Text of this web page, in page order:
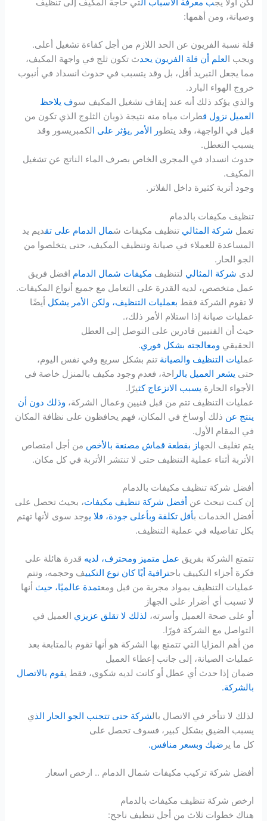
لكن أولًا يجب معرفة الأسباب التي حاجة المكيف إلى تنظيف
وصيانة، ومن أهمها:
قلة نسبة الفريون عن الحد اللازم من أجل كفاءة تشغيل أعلى.
ويجب العلم أن قلة الفريون يحدث تكون ثلج في واجهة المكيف،
مما يجعل التبريد أقل، بل وقد يتسبب في حدوث انسداد في أنبوب
خروج الهواء البارد.
والذي يؤكد ذلك أنه عند إيقاف تشغيل المكيف سوف يلاحظ
العميل نزول قطرات مياه منه نتيجة ذوبان الثلوج الذي تكون من
قبل في الواجهة، وقد يتطور الأمر ,يؤثر على الكمبريسور وقد
يسبب التعطل.
حدوث انسداد في المجرى الخاص بصرف الماء الناتج عن تشغيل
المكيف.
وجود أتربة كثيرة داخل الفلاتر.
تنظيف مكيفات بالدمام
تعمل شركة المثالي تنظيف مكيفات شمال الدمام على تقديم يد
المساعدة للعملاء في صيانة وتنظيف المكيف، حتى يتخلصوا من
الجو الحار.
لدى شركة المثالي لتنظيف مكيفات شمال الدمام افضل فريق
عمل متخصص، لديه القدرة على التعامل مع جميع أنواع المكيفات.
لا تقوم الشركة فقط بعمليات التنظيف، ولكن الأمر يشكل أيضًا
عمليات صيانة إذا استلام الأمر ذلك،.
حيث أن الفنيين قادرين على التوصل إلى العطل
الحقيقي ومعالجته بشكل فوري.
عمليات التنظيف والصيانة تنم بشكل سريع وفي نفس اليوم،
حتى يشعر العميل بالر احة، فعدم وجود مكيف بالمنزل خاصة في
الأجواء الحارة يسبب الانزعاج كثيرًا.
عمليات التنظيف تتم من قبل فنيين وعمال الشركة، وذلك دون أن
ينتج عن ذلك أوساخ في المكان، فهم يحافظون على نظافة المكان
في المقام الأول.
يتم تغليف الجهاز بقطعة قماش مصنعة بالأخص من أجل امتصاص
الأتربة أثناء عملية التنظيف حتى لا تنتشر الأتربة في كل مكان.
أفضل شركة تنظيف مكيفات بالدمام
إن كنت تبحث عن أفضل شركة تنظيف مكيفات، بحيث تحصل على
أفضل الخدمات بأقل تكلفة وبأعلى جودة، فلا يوجد سوى لأنها تهتم
بكل تفاصيله في عملية التنظيف.
تتمتع الشركة بفريق عمل متميز ومحترف، لديه قدرة هائلة على
فكرة أجزاء التكييف باحترافية أيًا كان نوع التكييف وحجمه، وتتم
عمليات التنظيف بمواد مجربة من قبل ومعتمدة عالميًا، حيث أنها
لا تسبب أي أضرار على الجهاز
أو على صحة العميل وأسرته، لذلك لا تقلق عزيزي العميل في
التواصل مع الشركة فورًا.
من أهم المزايا التي تتمتع بها الشركة هو أنها تقوم بالمتابعة بعد
عمليات الصيانة، إلى جانب إعطاء العميل
ضمان إذا حدث أي عطل أو كانت لديه شكوى، فقط يقوم بالاتصال
بالشركة.
لذلك لا تتأخر في الاتصال بالشركة حتى تتجنب الجو الحار الذي
يسبب الضيق بشكل كبير، فسوف تحصل على
كل ما ير ضيك وبسعر منافس.
أفضل شركة تركيب مكيفات شمال الدمام .. ارخص اسعار
ارخص شركة تنظيف مكيفات بالدمام
هناك خطوات ثلاث من أجل تنظيف ناجح: